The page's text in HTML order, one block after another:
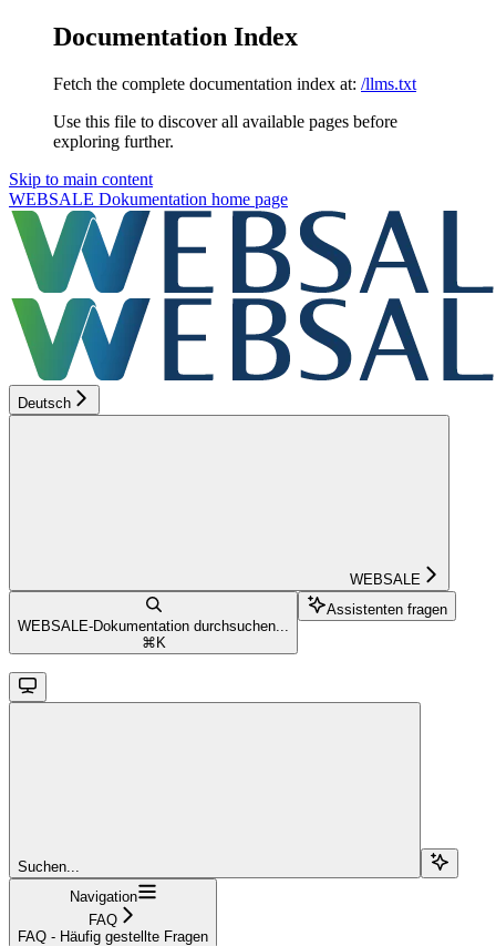
Documentation Index
Fetch the complete documentation index at: /llms.txt
Use this file to discover all available pages before
exploring further.
Skip to main content
WEBSALE Dokumentation home page
Deutsch
WEBSALE
WEBSALE-Dokumentation durchsuchen...
⌘ K
Assistenten fragen
Suchen...
Navigation
FAQ
FAQ - Häufig gestellte Fragen